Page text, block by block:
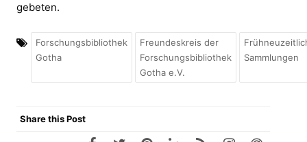
gebeten.
Forschungsbibliothek
Gotha
Freundeskreis der
Forschungsbibliothek
Gotha e.V.
Sammlungen
Share this Post